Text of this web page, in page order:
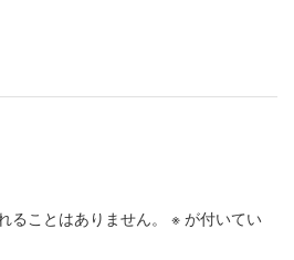
ることはありません。 ※ が付いてい